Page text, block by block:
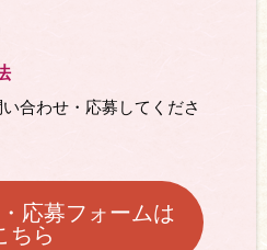
合わせ・応募してくださ
応募フォームは
ちら